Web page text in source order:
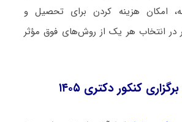
امکان هزینه کردن برای تحصیل و
در انتخاب هر یک از روش‌های فوق مؤثر
کنکور دکتری ۱۴۰۵